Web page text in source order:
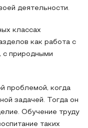
деятельности.
классах
как работа с
с природными
проблемой, когда
задачей. Тогда он
Обучение труду
таких